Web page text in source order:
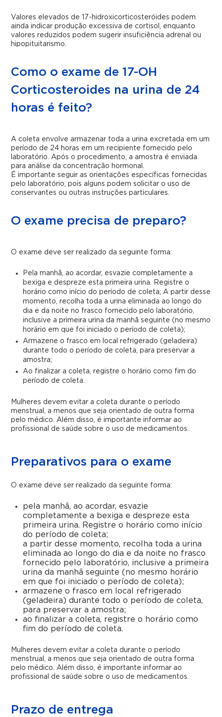
Valores elevados de 17-hidroxicorticosteróides podem
ainda indicar produção excessiva de cortisol, enquanto
valores reduzidos podem sugerir insuficiência adrenal ou
hipopituitarismo.
Como o exame de 17-OH
Corticosteroides na urina de 24
horas é feito?
A coleta envolve armazenar toda a urina excretada em um
período de 24 horas em um recipiente fornecido pelo
laboratório. Após o procedimento, a amostra é enviada
para análise da concentração hormonal.
É importante seguir as orientações específicas fornecidas
pelo laboratório, pois alguns podem solicitar o uso de
conservantes ou outras instruções particulares.
O exame precisa de preparo?
O exame deve ser realizado da seguinte forma:
Pela manhã, ao acordar, esvazie completamente a
bexiga e despreze esta primeira urina. Registre o
horário como início do período de coleta; A partir desse
momento, recolha toda a urina eliminada ao longo do
dia e da noite no frasco fornecido pelo laboratório,
inclusive a primeira urina da manhã seguinte (no mesmo
horário em que foi iniciado o período de coleta);
Armazene o frasco em local refrigerado (geladeira)
durante todo o período de coleta, para preservar a
amostra;
Ao finalizar a coleta, registre o horário como fim do
período de coleta.
Mulheres devem evitar a coleta durante o período
menstrual, a menos que seja orientado de outra forma
pelo médico. Além disso, é importante informar ao
profissional de saúde sobre o uso de medicamentos.
Preparativos para o exame
O exame deve ser realizado da seguinte forma:
pela manhã, ao acordar, esvazie
completamente a bexiga e despreze esta
primeira urina. Registre o horário como início
do período de coleta;
a partir desse momento, recolha toda a urina
eliminada ao longo do dia e da noite no frasco
fornecido pelo laboratório, inclusive a primeira
urina da manhã seguinte (no mesmo horário
em que foi iniciado o período de coleta);
armazene o frasco em local refrigerado
(geladeira) durante todo o período de coleta,
para preservar a amostra;
ao finalizar a coleta, registre o horário como
fim do período de coleta.
Mulheres devem evitar a coleta durante o período
menstrual, a menos que seja orientado de outra forma
pelo médico. Além disso, é importante informar ao
profissional de saúde sobre o uso de medicamentos.
Prazo de entrega